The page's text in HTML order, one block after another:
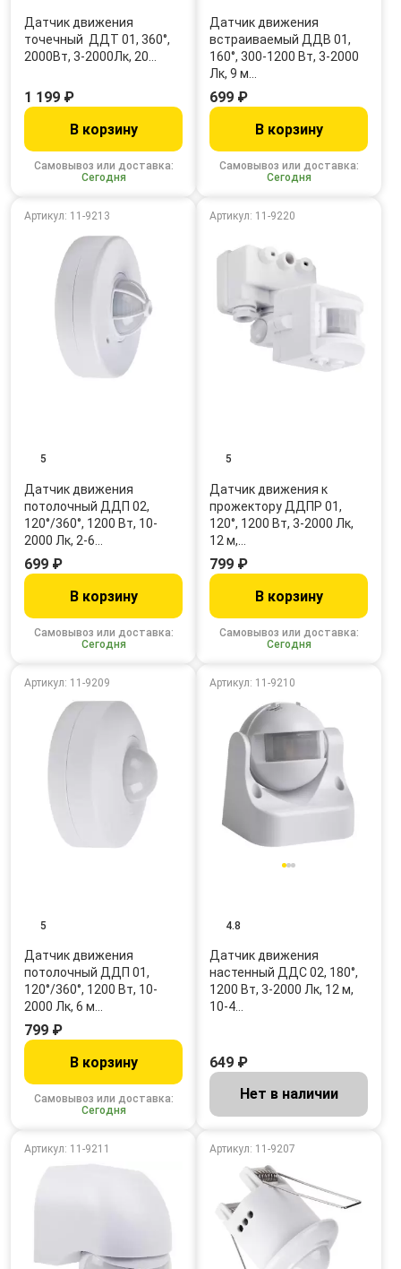
Датчик движения
точечный ДДТ 01, 360°,
2000Вт, 3-2000Лк, 20…
Самовывоз или доставка:
Сегодня
1 199 ₽
В корзину
Датчик движения
встраиваемый ДДВ 01,
160°, 300-1200 Вт, 3-2000
Лк, 9 м…
Самовывоз или доставка:
Сегодня
699 ₽
В корзину
Артикул: 11-9213
5
Датчик движения
потолочный ДДП 02,
120°/360°, 1200 Вт, 10-
2000 Лк, 2-6…
Самовывоз или доставка:
Сегодня
699 ₽
В корзину
Артикул: 11-9220
5
Датчик движения к
прожектору ДДПР 01,
120°, 1200 Вт, 3-2000 Лк,
12 м,…
Самовывоз или доставка:
Сегодня
799 ₽
В корзину
Артикул: 11-9209
5
Датчик движения
потолочный ДДП 01,
120°/360°, 1200 Вт, 10-
2000 Лк, 6 м…
Самовывоз или доставка:
Сегодня
799 ₽
В корзину
Артикул: 11-9210
4.8
Датчик движения
настенный ДДС 02, 180°,
1200 Вт, 3-2000 Лк, 12 м,
10-4…
649 ₽
Нет в наличии
Артикул: 11-9211 Артикул: 11-9207